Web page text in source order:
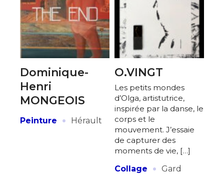
Dominique-
Henri
MONGEOIS
Peinture · Hérault
O.VINGT
Les petits mondes
d’Olga, artistutrice,
inspirée par la danse, le
corps et le
mouvement. J’essaie
de capturer des
moments de vie, […]
Collage
· Gard